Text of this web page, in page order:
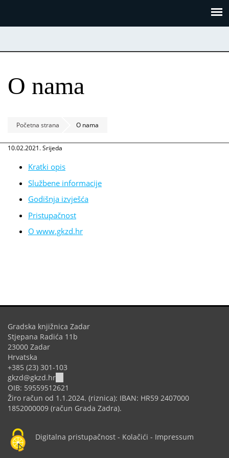
O nama
Početna strana O nama
10.02.2021. Srijeda
Kratki opis
Službene informacije
Godišnja izvješća
Pristupačnost
O www.gkzd.hr
Gradska knjižnica Zadar
Stjepana Radića 11b
23000 Zadar
Hrvatska
+385 (23) 301-103
gkzd@gkzd.hr
sends
e-
mail)
OIB: 59559512621
Žiro račun od 1.1.2024. (riznica): IBAN: HR59 2407000
1852000009 (račun Grada Zadra).
Digitalna pristupačnost - Kolačići - Impressum